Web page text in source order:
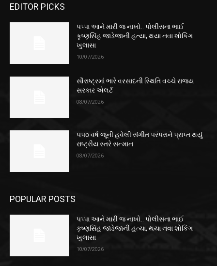
EDITOR PICKS
પપ્પા આને મારી જ નાખો.. પોલીસના ભાઈ
કૃષ્ણસિંહ જાડેજાની હત્યા, થયા નવા શોકિંગ
ખુલાસા
10/07/2026
સૌરાષ્ટ્રમાં ભારે વરસાદની સ્થિતિ વચ્ચે રાજ્ય
સરકાર એલર્ટ
08/07/2026
૫૫૦ વર્ષ જૂની હવેલી સંગીત પરંપરાને પ્રાપ્ત થયું
રાષ્ટ્રીય સ્તરે સન્માન
08/07/2026
POPULAR POSTS
પપ્પા આને મારી જ નાખો.. પોલીસના ભાઈ
કૃષ્ણસિંહ જાડેજાની હત્યા, થયા નવા શોકિંગ
ખુલાસા
10/07/2026